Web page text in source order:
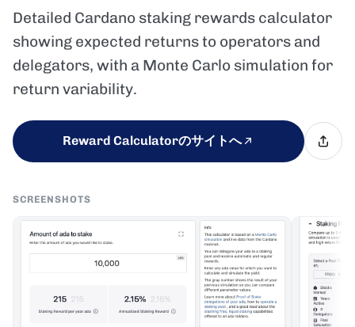
Detailed Cardano staking rewards calculator
showing expected returns to operators and
delegators, with a Monte Carlo simulation for
return variability.
Reward Calculatorのサイトへ
SCREENSHOTS